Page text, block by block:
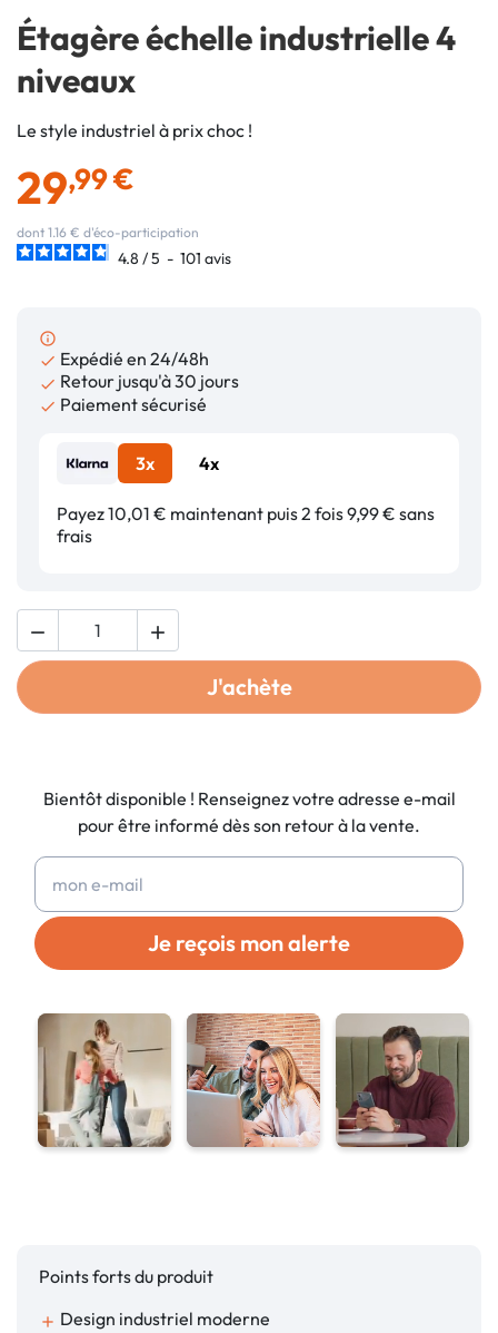
Étagère échelle industrielle 4
niveaux
Le style industriel à prix choc !
29,99 €
dont 1.16 € d'éco-participation
4.8 /5 - 101 avis
info_outline
 Expédié en 24/48h
 Retour jusqu'à 30 jours
 Paiement sécurisé
3x 4x
Payez 10,01 € maintenant puis 2 fois 9,99 € sans
frais
 
J'achète
Bientôt disponible ! Renseignez votre adresse e-mail
pour être informé dès son retour à la vente.
Je reçois mon alerte
Points forts du produit
add Design industriel moderne